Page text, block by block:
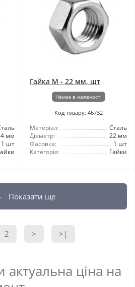
мм
1 шт
Гайка М - 22 мм, шт
Немає в наявності
Код товару: 46732
Матеріал:
Сталь
Діаметр:
22 мм
Фасовка:
1 шт
Категорія:
Гайки
Показати ще
2 > >|
ціна на